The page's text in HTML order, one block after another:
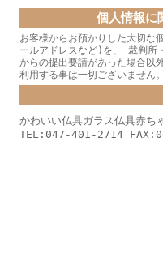
個人情報に
お客様からお預かりした大切な
ールアドレスなど)を、 裁判所
からの提出要請があった場合以
利用する事は一切ございません
かわいい仏具ガラス仏具赤
TEL:047-401-2714